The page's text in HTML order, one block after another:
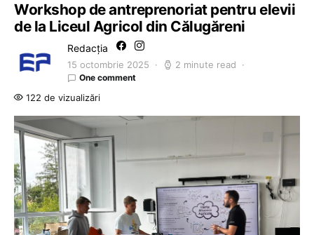
Workshop de antreprenoriat pentru elevii
de la Liceul Agricol din Călugăreni
Redacția
15 octombrie 2025 2 minute read
One comment
122 de vizualizări